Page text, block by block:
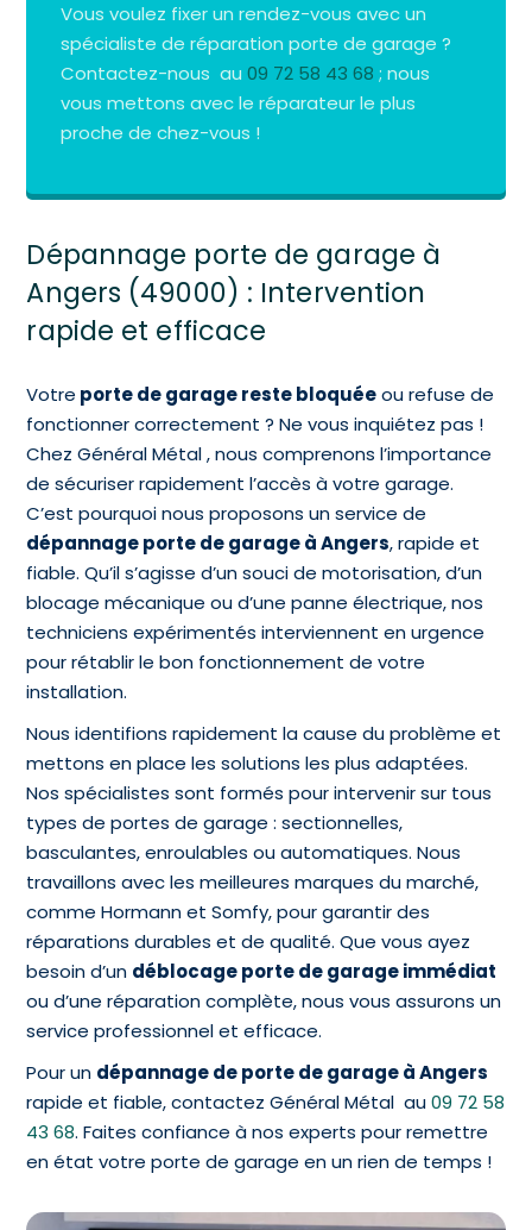
Vous voulez fixer un rendez-vous avec un
spécialiste de réparation porte de garage ?
Contactez-nous au09 72 58 43 68 ; nous
vous mettons avec le réparateur le plus
proche de chez-vous !
Dépannage porte de garage à
Angers (49000) : Intervention
rapide et efficace
Votre porte de garage reste bloquéeou refuse de
fonctionner correctement ? Ne vous inquiétez pas !
Chez Général Métal , nous comprenons l’importance
de sécuriser rapidement l’accès à votre garage.
C’est pourquoi nous proposons un service de
dépannage porte de garage à Angers, rapide et
fiable. Qu’il s’agisse d’un souci de motorisation, d’un
blocage mécanique ou d’une panne électrique, nos
techniciens expérimentés interviennent en urgence
pour rétablir le bon fonctionnement de votre
installation.
Nous identifions rapidement la cause du problème et
mettons en place les solutions les plus adaptées.
Nos spécialistes sont formés pour intervenir sur tous
types de portes de garage : sectionnelles,
basculantes, enroulables ou automatiques. Nous
travaillons avec les meilleures marques du marché,
comme Hormann et Somfy, pour garantir des
réparations durables et de qualité. Que vous ayez
besoin d’un déblocage porte de garage immédiat
ou d’une réparation complète, nous vous assurons un
service professionnel et efficace.
Pour un dépannage de porte de garage à Angers
rapide et fiable, contactez Général Métal au09 72 58
43 68. Faites confiance à nos experts pour remettre
en état votre porte de garage en un rien de temps !